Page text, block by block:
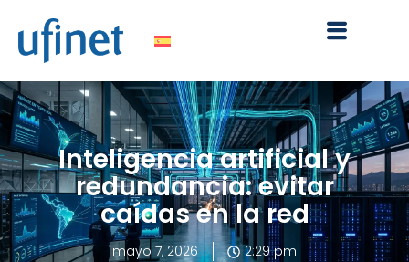
contenido
Inteligencia artificial y
redundancia: evitar
caídas en la red
mayo 7, 2026 2:29 pm